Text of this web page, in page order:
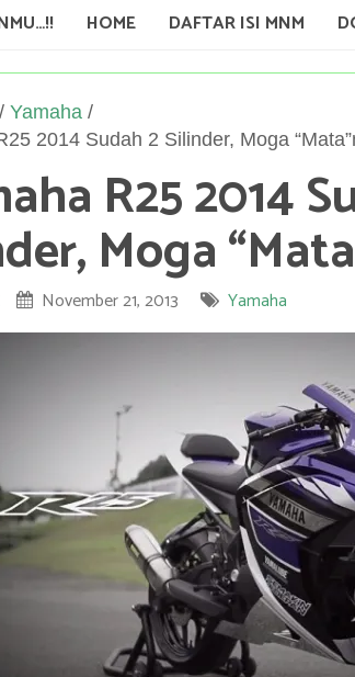
HOME DAFTAR ISI MNM
/ Yamaha /
2014 Sudah 2 Silinder, Moga
R25 2014
Moga
November 21, 2013 Yamaha